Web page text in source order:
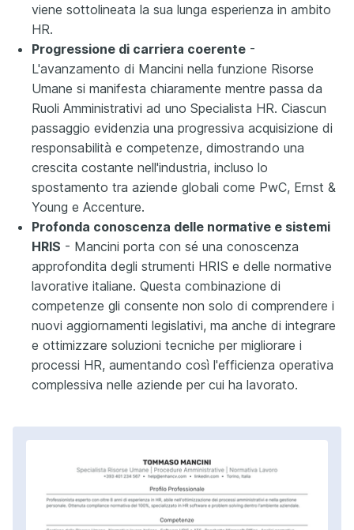
viene sottolineata la sua lunga esperienza in ambito
HR.
Progressione di carriera coerente -
L'avanzamento di Mancini nella funzione Risorse
Umane si manifesta chiaramente mentre passa da
Ruoli Amministrativi ad uno Specialista HR. Ciascun
passaggio evidenzia una progressiva acquisizione di
responsabilità e competenze, dimostrando una
crescita costante nell'industria, incluso lo
spostamento tra aziende globali come PwC, Ernst &
Young e Accenture.
Profonda conoscenza delle normative e sistemi
HRIS - Mancini porta con sé una conoscenza
approfondita degli strumenti HRIS e delle normative
lavorative italiane. Questa combinazione di
competenze gli consente non solo di comprendere i
nuovi aggiornamenti legislativi, ma anche di integrare
e ottimizzare soluzioni tecniche per migliorare i
processi HR, aumentando così l'efficienza operativa
complessiva nelle aziende per cui ha lavorato.